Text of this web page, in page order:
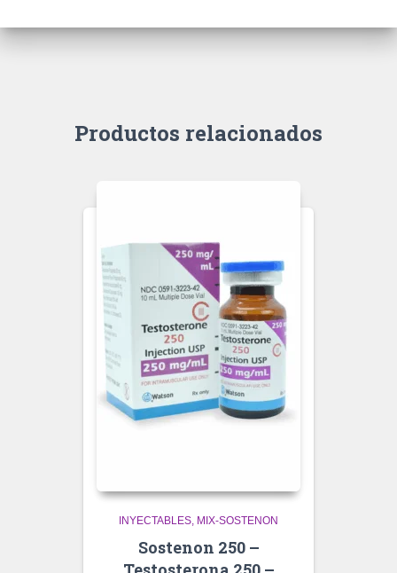
Productos relacionados
INYECTABLES MIX-SOSTENON
Sostenon 250 –